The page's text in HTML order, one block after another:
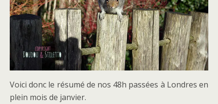
Voici donc le résumé de nos 48h passées à Londres en
plein mois de janvier.